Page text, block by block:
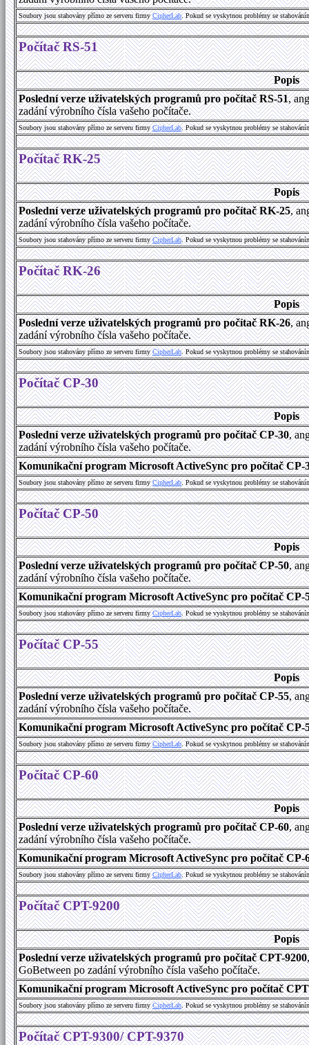
Soubory jsou stahovány přímo ze serveru firmyCipherLab. Pokud se vyskytnou problémy se
Počítač RS-51
Popis
Poslední verze uživatelských programů pro počítač RS-51,
zadání výrobního čísla vašeho počítače.
Soubory jsou stahovány přímo ze serveru firmyCipherLab. Pokud se vyskytnou problémy se
Počítač RK-25
Popis
Poslední verze uživatelských programů pro počítač RK-25,
zadání výrobního čísla vašeho počítače.
Soubory jsou stahovány přímo ze serveru firmyCipherLab. Pokud se vyskytnou problémy se
Počítač RK-26
Popis
Poslední verze uživatelských programů pro počítač RK-26,
zadání výrobního čísla vašeho počítače.
Soubory jsou stahovány přímo ze serveru firmyCipherLab. Pokud se vyskytnou problémy se
Počítač CP-30
Popis
Poslední verze uživatelských programů pro počítač CP-30,
zadání výrobního čísla vašeho počítače.
Komunikační program Microsoft ActiveSync pro počítač CP-
Soubory jsou stahovány přímo ze serveru firmyCipherLab. Pokud se vyskytnou problémy se
Počítač CP-50
Popis
Poslední verze uživatelských programů pro počítač CP-50,
zadání výrobního čísla vašeho počítače.
Komunikační program Microsoft ActiveSync pro počítač CP-
Soubory jsou stahovány přímo ze serveru firmyCipherLab. Pokud se vyskytnou problémy se
Počítač CP-55
Popis
Poslední verze uživatelských programů pro počítač CP-55,
zadání výrobního čísla vašeho počítače.
Komunikační program Microsoft ActiveSync pro počítač CP-
Soubory jsou stahovány přímo ze serveru firmyCipherLab. Pokud se vyskytnou problémy se
Počítač CP-60
Popis
Poslední verze uživatelských programů pro počítač CP-60,
zadání výrobního čísla vašeho počítače.
Komunikační program Microsoft ActiveSync pro počítač CP-
Soubory jsou stahovány přímo ze serveru firmyCipherLab. Pokud se vyskytnou problémy se
Počítač CPT-9200
Popis
Poslední verze uživatelských programů pro počítač CPT-9200
GoBetween po zadání výrobního čísla vašeho počítače.
Komunikační program Microsoft ActiveSync pro počítač
Soubory jsou stahovány přímo ze serveru firmyCipherLab. Pokud se vyskytnou problémy se
Počítač CPT-9300/ CPT-9370